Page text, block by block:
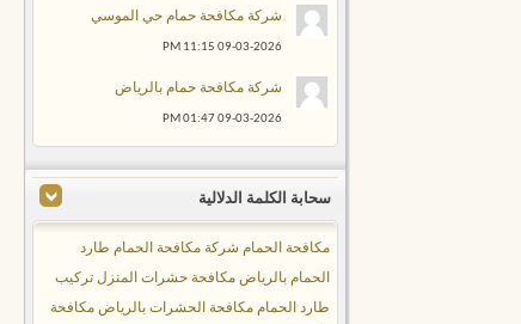
شركة مكافحة حمام حي الموسي
09-03-2026
11:15 PM
شركة مكافحة حمام بالرياض
09-03-2026
01:47 PM
سحابة الكلمة الدلالية
مكافحة الحمام شركة مكافحة الحمام طارد
الحمام بالرياض مكافحة حشرات المنزل تركيب
طارد الحمام مكافحة الحشرات بالرياض مكافحة